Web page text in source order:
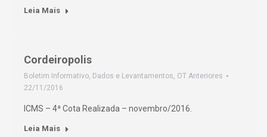
Leia Mais
Cordeiropolis
Boletim Informativo, Dados e Levantamentos, OT Anteriores
22/11/2016
ICMS – 4ª Cota Realizada – novembro/2016.
Leia Mais